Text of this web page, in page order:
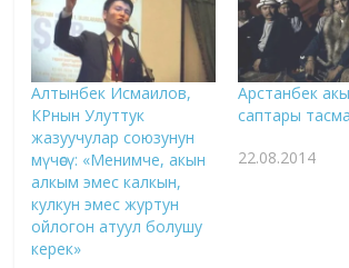
Алтынбек Исмаилов,
КРнын Улуттук
жазуучулар союзунун
мүчөсү: «Менимче, акын
алкым эмес калкын,
кулкун эмес журтун
ойлогон атуул болушу
керек»
Арстанбек
саптары
22.08.2014